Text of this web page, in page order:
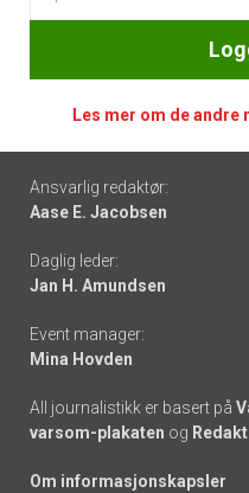
Les mer om de andre
Footer
-
links
Ansvarlig redaktør:
Aase E. Jacobsen
Daglig leder:
Jan H. Amundsen
Event manager:
Mina Hovden
All journalistikk er basert på
varsom-plakaten og
Om informasjonskapsler